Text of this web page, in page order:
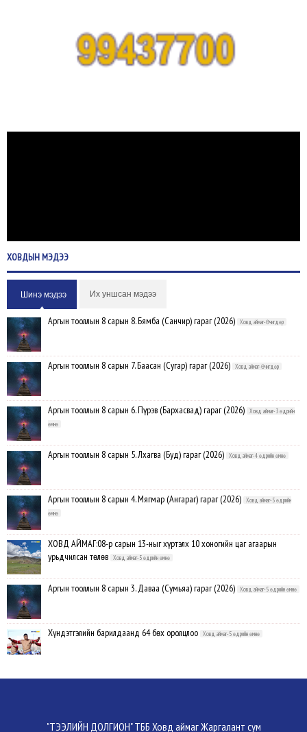
ХОВДЫНМЭДЭЭ
Шинэ мэдээ Их уншсан мэдээ
Аргын тооллын 8 сарын 8. Бямба (Санчир) гараг (2026) Ховд аймаг-Өчигдөр
Аргын тооллын 8 сарын 7. Баасан (Сугар) гараг (2026) Ховд аймаг-Өчигдөр
Аргын тооллын 8 сарын 6. Пүрэв (Бархасвад) гараг (2026)
Ховд аймаг-3 өдрийн
өмнө
Аргын тооллын 8 сарын 5. Лхагва (Буд) гараг (2026) Ховд аймаг-4 өдрийн өмнө
Аргын тооллын 8 сарын 4. Мягмар (Ангараг) гараг (2026)
Ховд аймаг-5 өдрийн
өмнө
ХОВД АЙМАГ:08-р сарын 13-ныг хүртэлх 10 хоногийн цаг агаарын
урьдчилсан төлөв
Ховд аймаг-5 өдрийн өмнө
Аргын тооллын 8 сарын 3. Даваа (Сумьяа) гараг (2026) Ховд аймаг-5 өдрийн өмнө
Хүндэтгэлийн барилдаанд 64 бөх оролцлоо Ховд аймаг-5 өдрийн өмнө
Улсын цол, чимэг хүртсэн бөхчүүд, харваачдад хүндэтгэл үзүүлэв
Ховд
Үндэсний сурын харвааны шилдгүүд тодорлоо
"ТЭЭЛИЙН ДОЛГИОН" ТББ Ховд аймаг Жаргалант сум